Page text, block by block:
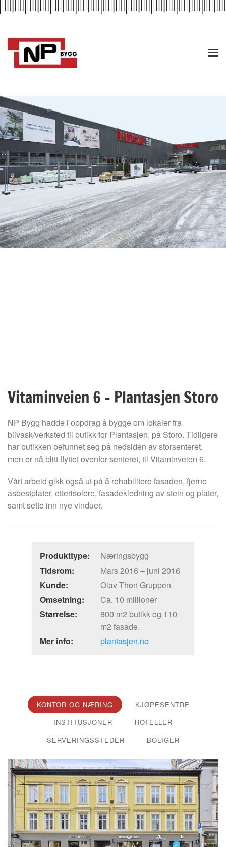
Vitaminveien 6 – Plantasjen Storo
NP Bygg hadde i oppdrag å bygge om lokaler fra
bilvask/verksted til butikk for Plantasjen, på Storo. Tidligere
har butikken befunnet seg på nedsiden av storsenteret,
men er nå blitt flyttet ovenfor senteret, til Vitaminveien 6.
Vårt arbeid gikk også ut på å rehabilitere fasaden, fjerne
asbestplater, etterisolere, fasadekledning av stein og plater,
samt sette inn nye vinduer.
Produkttype:
Næringsbygg
Tidsrom:
Mars 2016 – juni 2016
Kunde:
Olav Thon Gruppen
Omsetning:
Ca. 10 millioner
Størrelse:
800 m2 butikk og 110
m2 fasade.
Mer info:
plantasjen.no
KONTOR OG NÆRING
KJØPESENTRE
INSTITUSJONER
HOTELLER
SERVERINGSSTEDER
BOLIGER